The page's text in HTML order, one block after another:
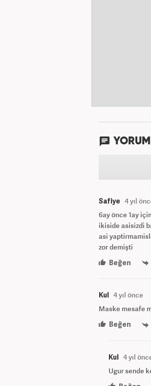
Safiye 4 yıl
6ay önce 1ay
ikiside asisizdi
asi
zor demişti
Beğen
Kul 4 yıl önce
Maske mesafe
Beğen
Kul 4 yıl
Ugur sende